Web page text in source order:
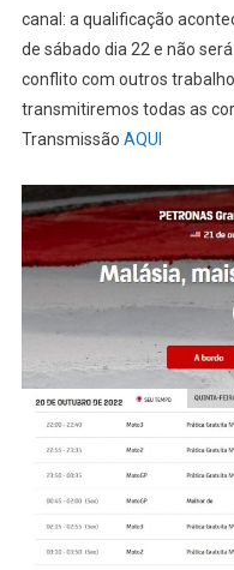
canal: a qualificação
de sábado dia 22 e não
conflito com outros
transmitiremos todas as
Transmissão AQUI